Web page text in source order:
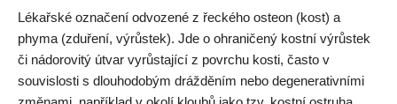
Lékařské označení odvozené z řeckého osteon (kost) a
phyma (zduření, výrůstek). Jde o ohraničený kostní výrůstek
či nádorovitý útvar vyrůstající z povrchu kosti, často v
souvislosti s dlouhodobým drážděním nebo degenerativními